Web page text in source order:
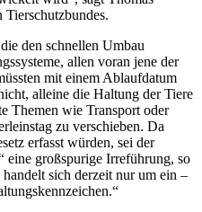
Tierschutzbundes.
den schnellen Umbau
allen voran jene der
mit einem Ablaufdatum
alleine die Haltung der Tiere
Themen wie Transport oder
zu verschieben. Da
erfasst würden, sei der
eine großspurige Irreführung, so
sich derzeit nur um ein –